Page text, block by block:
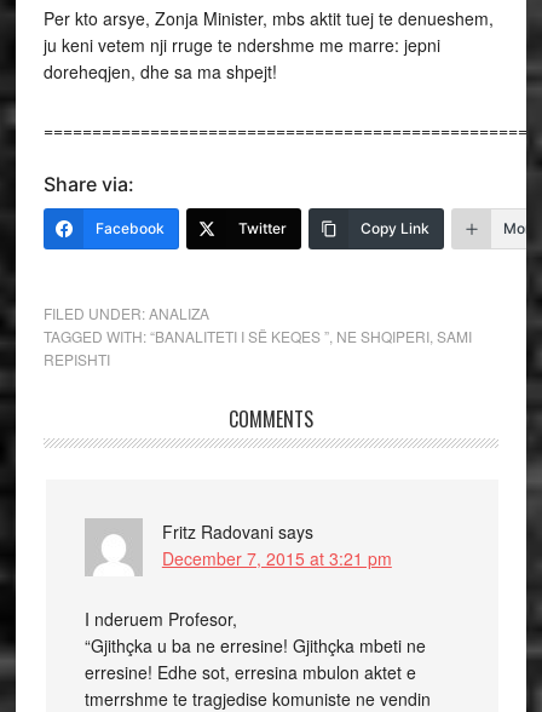
Per kto arsye, Zonja Minister, mbs aktit tuej te denueshem,
ju keni vetem nji rruge te ndershme me marre: jepni
doreheqjen, dhe sa ma shpejt!
Share via:
Facebook Twitter Copy Link More
FILED UNDER:ANALIZA
TAGGED WITH:“BANALITETI I SË KEQES ”, NE SHQIPERI, SAMI
REPISHTI
COMMENTS
Fritz Radovani says
December 7, 2015 at 3:21 pm
I nderuem Profesor,
“Gjithçka u ba ne erresine! Gjithçka mbeti ne
erresine! Edhe sot, erresina mbulon aktet e
tmerrshme te tragjedise komuniste ne vendin